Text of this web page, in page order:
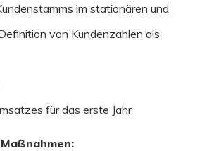
im stationären und
von Kundenzahlen als
für das erste Jahr